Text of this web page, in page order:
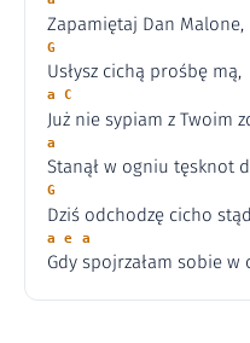
Zapamiętaj Dan Malone,
G
Usłysz cichą prośbę mą,
a C
Już nie sypiam z Twoim
a
Stanął w ogniu tęsknot
G
Dziś odchodzę cicho
a e a
Gdy spojrzałam sobie w